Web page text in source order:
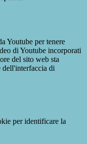
Youtube per tenere
di Youtube incorporati
del sito web sta
dell'interfaccia di
per identificare la